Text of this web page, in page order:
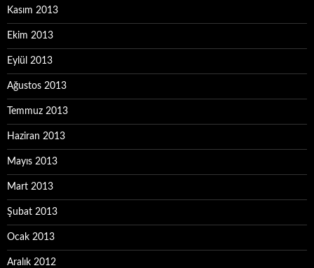
Kasım 2013
Ekim 2013
Eylül 2013
Ağustos 2013
Temmuz 2013
Haziran 2013
Mayıs 2013
Mart 2013
Şubat 2013
Ocak 2013
Aralık 2012